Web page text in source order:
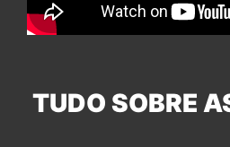
TUDO SOBRE